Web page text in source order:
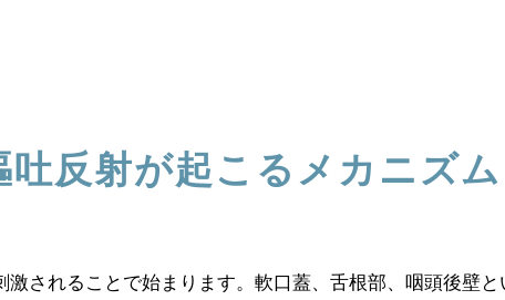
吐反射が起こるメカニズム
されることで始まります。軟口蓋、舌根部、咽頭後壁